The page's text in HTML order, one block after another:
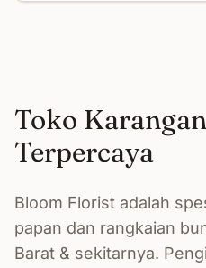
Toko
Terpercaya
Bloom Florist adalah
papan dan rangkaian
Barat & sekitarnya.